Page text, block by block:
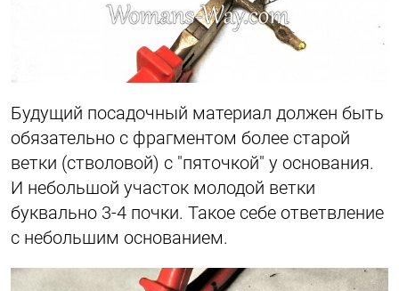
Будущий посадочный материал должен быть
обязательно с фрагментом более старой
ветки (стволовой) с "пяточкой" у основания.
И небольшой участок молодой ветки
буквально 3-4 почки. Такое себе ответвление
с небольшим основанием.